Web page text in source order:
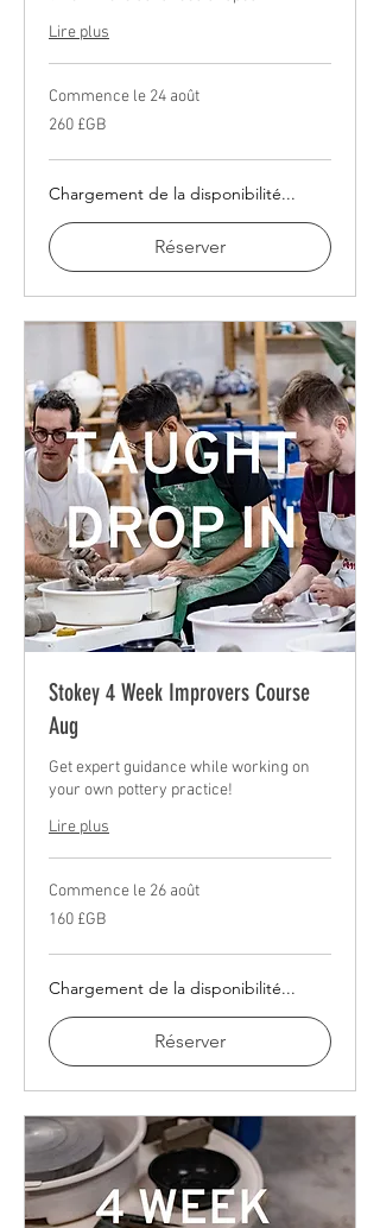
Lire plus
Commence le 24 août
260
livres
260 £GB
Chargement de la disponibilité...
Réserver
Stokey 4 Week Improvers Course
Aug
Get expert guidance while working on
your own pottery practice!
Lire plus
Commence le 26 août
160
livres
160 £GB
Chargement de la disponibilité...
Réserver